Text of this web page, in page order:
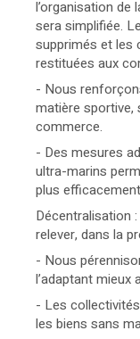
l’organisation
sera simplifiée.
supprimés et les
restituées aux
- Nous
matière sportive,
commerce.
- Des mesures
ultra-marins
plus
Décentralisation
relever, dans la
- Nous
l’adaptant mieux
- Les
les biens sans